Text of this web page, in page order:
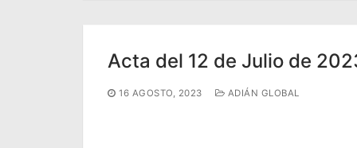
Acta del 12 de Julio de
16 AGOSTO, 2023 ADIÁN GLOBAL